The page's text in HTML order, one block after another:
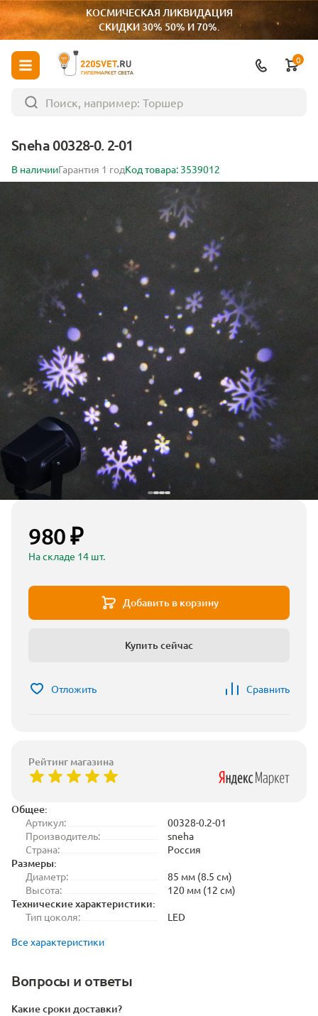
КОСМИЧЕСКАЯ ЛИКВИДАЦИЯ
СКИДКИ 30% 50% И 70%.
ГИПЕРМАРКЕТ СВЕТА
0
Sneha 00328-0. 2-01
В наличииГарантия 1 годКод товара: 3539012
Общее:
Артикул:
00328-0.2-01
Производитель:
sneha
Страна:
Россия
Размеры:
Диаметр:
85 мм (8.5 см)
Высота:
120 мм (12 см)
Технические характеристики:
Тип цоколя:
LED
Все характеристики
Вопросы и ответы
Какие сроки доставки?
980 ₽
На складе 14 шт.
Добавить в корзину
Купить сейчас
Отложить Сравнить
Рейтинг магазина